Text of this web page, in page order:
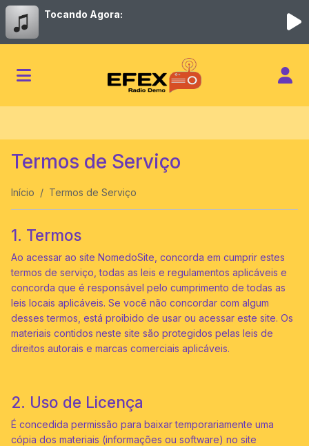
Tocando Agora:
Termos de Serviço
Início Termos de Serviço
1. Termos
Ao acessar ao site NomedoSite, concorda em cumprir estes
termos de serviço, todas as leis e regulamentos aplicáveis ​​e
concorda que é responsável pelo cumprimento de todas as
leis locais aplicáveis. Se você não concordar com algum
desses termos, está proibido de usar ou acessar este site. Os
materiais contidos neste site são protegidos pelas leis de
direitos autorais e marcas comerciais aplicáveis.
2. Uso de Licença
É concedida permissão para baixar temporariamente uma
cópia dos materiais (informações ou software) no site